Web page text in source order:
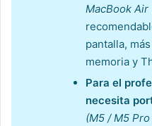
MacBook Air
pantalla,
memoria y
Para el
necesita
(M5 / M5